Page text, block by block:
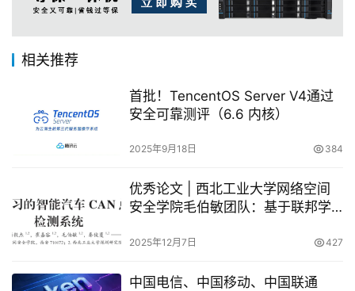
相关推荐
首批！TencentOS Server V4通过
安全可靠测评（6.6 内核）
2025年9月18日 384
优秀论文 | 西北工业大学网络空间
安全学院毛伯敏团队：基于联邦学
统
2025年12月7日 427
中国电信、中国移动、中国联通